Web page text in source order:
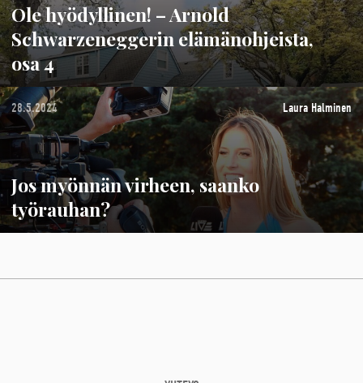
Ole hyödyllinen! – Arnold
Schwarzeneggerin elämänohjeista,
osa 4
28.5.2024 Laura Halminen
Jos myönnän virheen, saanko
työrauhan?